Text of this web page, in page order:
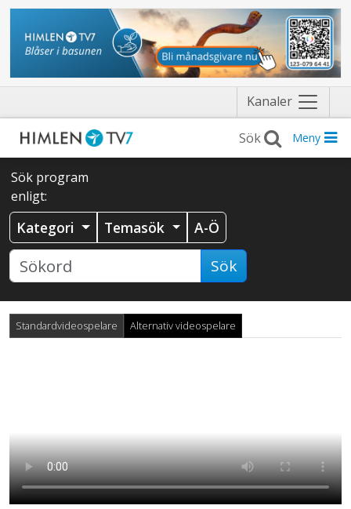
Kanaler Näytä
valikko
Meny
Sök program
enligt:
Kategori Temasök A-Ö
Sök
Standardvideospelare Alternativ videospelare